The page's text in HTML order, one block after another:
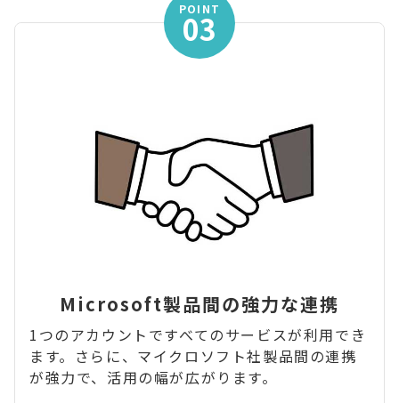
POINT
03
Microsoft製品間の強力な連携
1つのアカウントですべてのサービスが利用でき
ます。さらに、マイクロソフト社製品間の連携
が強力で、活用の幅が広がります。